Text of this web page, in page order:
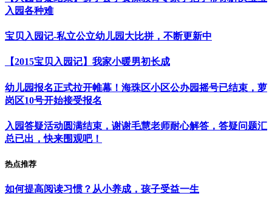
入园各种难
宝贝入园记-私立公立幼儿园大比拼，不断更新中
【2015宝贝入园记】我家小暖男初长成
幼儿园报名正式拉开帷幕！海珠区小区公办园摇号已结束，萝
岗区10号开始接受报名
入园答疑活动圆满结束，谢谢毛慧老师耐心解答，答疑问题汇
总已出，快来围观吧！
热点推荐
如何提高阅读习惯？从小养成，孩子受益一生